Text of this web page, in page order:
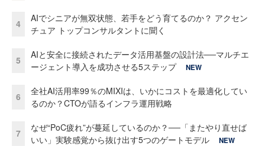
4
AIでシニアが無双状態、若手をどう育てるのか？ アクセン
チュア トップコンサルタントに聞く
5
AIと安全に接続されたデータ活用基盤の設計法──マルチエ
ージェント導入を成功させる5ステップ
NEW
6
全社AI活用率99％のMIXIは、いかにコストを最適化してい
るのか？CTOが語るインフラ運用戦略
7
なぜ“PoC疲れ”が蔓延しているのか？──「またやり直せば
いい」実験感覚から抜け出す5つのゲートモデル
NEW